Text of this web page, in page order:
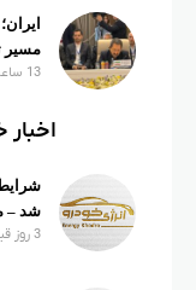
مسیر
13 ساعت قبل
شد –
3 روز قبل